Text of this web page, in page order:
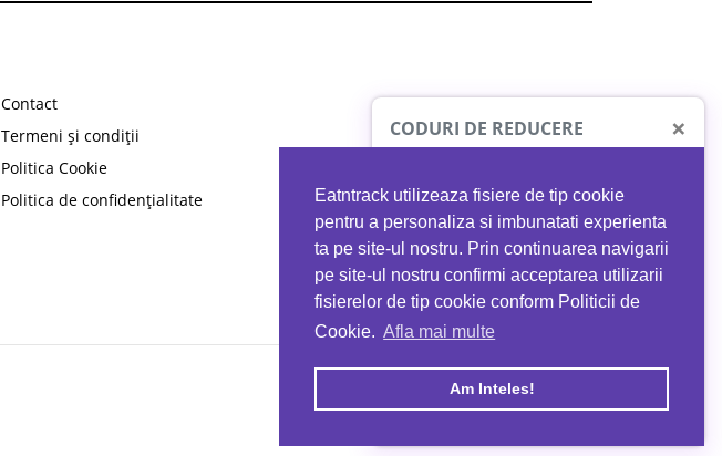
Eatntrack utilizeaza fisiere de tip cookie
pentru a personaliza si imbunatati experienta
ta pe site-ul nostru. Prin continuarea navigarii
pe site-ul nostru confirmi acceptarea utilizarii
fisierelor de tip cookie conform Politicii de
Cookie. Afla mai multe
Am Inteles!
Contact
Termeni și condiții
Politica Cookie
Politica de confidențialitate
CODURI DE REDUCERE ×
PROTO41
reducere la orice comandă
EATNTRACK
MYPROTEIN
Ai40%reducere la orice comandă
folosind codul EATTRACK